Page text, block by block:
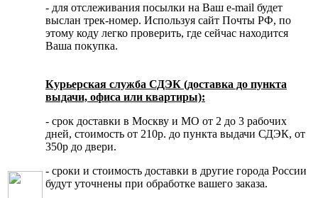
- для отслеживания посылки на Ваш e-mail будет
выслан трек-номер. Используя сайт Почты РФ, по
этому коду легко проверить, где сейчас находится
Ваша покупка.
Курьерская служба СДЭК (доставка до пункта
выдачи, офиса или квартиры):
- срок доставки в Москву и МО от 2 до 3 рабочих
дней, стоимость от 210р. до пункта выдачи СДЭК, от
350р до двери.
- сроки и стоимость доставки в другие города России
будут уточнены при обработке вашего заказа.